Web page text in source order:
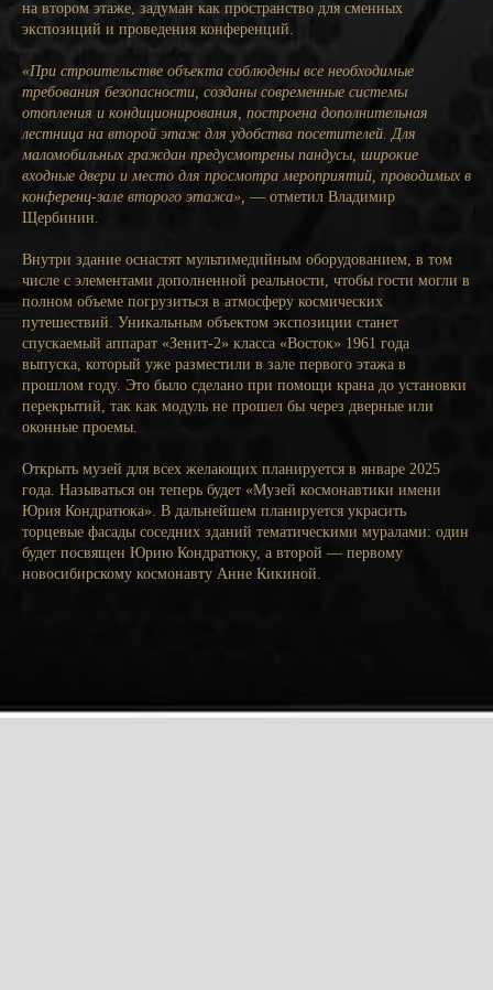
на втором этаже, задуман как пространство для сменных
экспозиций и проведения конференций.
«При строительстве объекта соблюдены все необходимые
требования безопасности, созданы современные системы
отопления и кондиционирования, построена дополнительная
лестница на второй этаж для удобства посетителей. Для
маломобильных граждан предусмотрены пандусы, широкие
входные двери и место для просмотра мероприятий, проводимых в
конференц-зале второго этажа», — отметил Владимир
Щербинин.
Внутри здание оснастят мультимедийным оборудованием, в том
числе с элементами дополненной реальности, чтобы гости могли в
полном объеме погрузиться в атмосферу космических
путешествий. Уникальным объектом экспозиции станет
спускаемый аппарат «Зенит-2» класса «Восток» 1961 года
выпуска, который уже разместили в зале первого этажа в
прошлом году. Это было сделано при помощи крана до установки
перекрытий, так как модуль не прошел бы через дверные или
оконные проемы.
Открыть музей для всех желающих планируется в январе 2025
года. Называться он теперь будет «Музей космонавтики имени
Юрия Кондратюка». В дальнейшем планируется украсить
торцевые фасады соседних зданий тематическими муралами: один
будет посвящен Юрию Кондратюку, а второй — первому
новосибирскому космонавту Анне Кикиной.